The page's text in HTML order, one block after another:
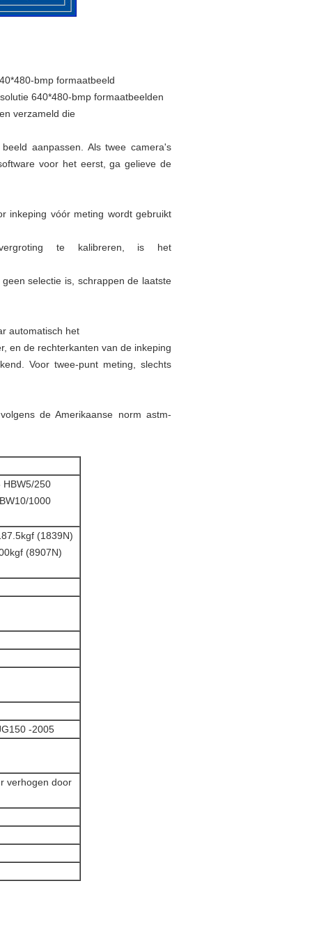
bmp formaatbeeld
640*480-bmp formaatbeelden
verzameld die
aanpassen. Als twee camera's
voor het eerst, ga gelieve de
inkeping vóór meting wordt gebruikt
te kalibreren, is het
selectie is, schrappen de laatste
automatisch het
en de rechterkanten van de inkeping
Voor twee-punt meting, slechts
de Amerikaanse norm astm-
HBW5/250
1000
(1839N)
(8907N)
-2005
verhogen door